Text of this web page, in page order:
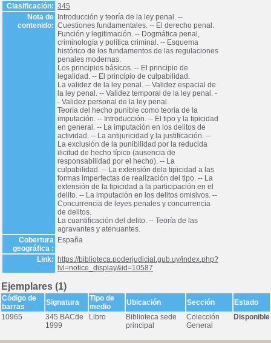
Clasificación: 345
Nota de
contenido:
Introducción y teoría de la ley penal. --
Cuestiones fundamentales. -- El derecho penal.
Función y legitimación. -- Dogmática penal,
criminología y política criminal. -- Esquema
histórico de los fundamentos de las regulaciones
penales modernas.
Los principios básicos. -- El principio de
legalidad. -- El principio de culpabilidad.
La validez de la ley penal. -- Validez espacial de
la ley penal. -- Validez temporal de la ley penal. -
- Validez personal de la ley penal.
Teoría del hecho punible como teoría de la
imputación. -- Introducción. -- El tipo y la tipicidad
en general. -- La imputación en los delitos de
actividad. -- La antijuricidad y la justificación. --
La exclusión de la punibilidad por la reducida
ilicitud de hecho típico (ausencia de
responsabilidad por el hecho). -- La
culpabilidad. -- La extensión dela tipicidad a las
formas imperfectas de realización del tipo. -- La
extensión de la tipicidad a la participación en el
delito. -- La imputación en los delitos omisivos. --
Concurrencia de leyes penales y concurrencia
de delitos.
La cuantificación del delito. -- Teoría de las
agravantes y atenuantes.
Cobertura
geográfica :
España
Link:
https://biblioteca.poderjudicial.gub.uy/index.php?
lvl=notice_display&id=10587
Ejemplares (1)
Código de
barras
Signatura
Tipo de
medio
Ubicación Sección
Estado
10965
345 BACde
1999
Libro
Biblioteca sede
principal
Colección
General
Disponible